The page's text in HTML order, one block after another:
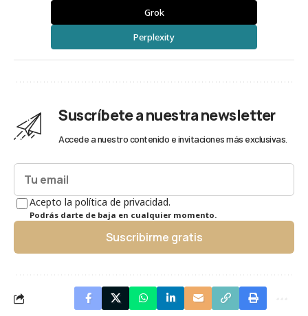
Grok
Perplexity
Suscríbete a nuestra newsletter
Accede a nuestro contenido e invitaciones más exclusivas.
Acepto la política de privacidad.
Podrás darte de baja en cualquier momento.
Suscribirme gratis